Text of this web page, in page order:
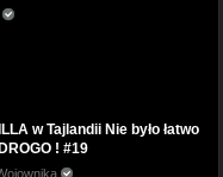
w Tajlandii Nie było łatwo
! #19